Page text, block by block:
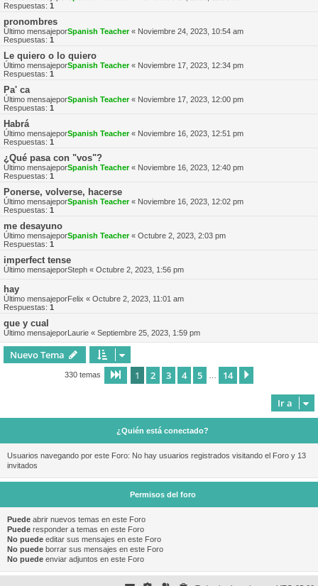
Respuestas: 1
pronombres
Último mensajeporSpanish Teacher« Noviembre 24, 2023, 10:54 am
Respuestas: 1
Le quiero o lo quiero
Último mensajeporSpanish Teacher« Noviembre 17, 2023, 12:34 pm
Respuestas: 1
Pa' ca
Último mensajeporSpanish Teacher« Noviembre 17, 2023, 12:00 pm
Respuestas: 1
Habrá
Último mensajeporSpanish Teacher« Noviembre 16, 2023, 12:51 pm
Respuestas: 1
¿Qué pasa con "vos"?
Último mensajeporSpanish Teacher« Noviembre 16, 2023, 12:40 pm
Respuestas: 1
Ponerse, volverse, hacerse
Último mensajeporSpanish Teacher« Noviembre 16, 2023, 12:02 pm
Respuestas: 1
me desayuno
Último mensajeporSpanish Teacher« Octubre 2, 2023, 2:03 pm
Respuestas: 1
imperfect tense
Último mensajeporSteph « Octubre 2, 2023, 1:56 pm
hay
Último mensajeporFelix « Octubre 2, 2023, 11:01 am
Respuestas: 1
que y cual
Último mensajeporLaurie « Septiembre 25, 2023, 1:59 pm
Nuevo Tema
330 temas Página de 14
1 2 3 4 5 14
Ir a
¿Quién está conectado?
Usuarios navegando por este Foro: No hay usuarios registrados visitando el Foro y 13
invitados
Permisos del foro
Puede abrir nuevos temas en este Foro
Puede responder a temas en este Foro
No puede editar sus mensajes en este Foro
No puede borrar sus mensajes en este Foro
No puede enviar adjuntos en este Foro